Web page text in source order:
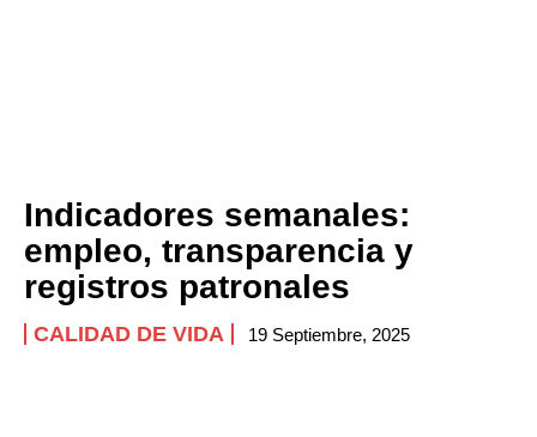
Indicadores semanales:
empleo, transparencia y
registros patronales
CALIDAD DE VIDA 19 Septiembre, 2025